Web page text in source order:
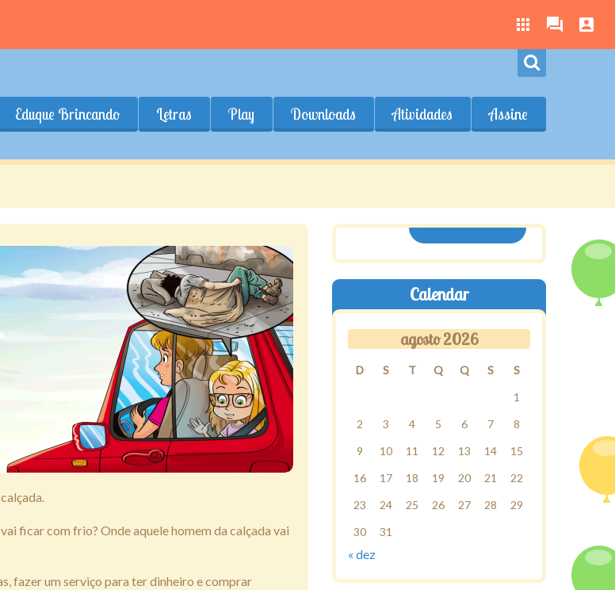
Eduque Brincando Letras Play Downloads Atividades Assine
ficar com frio? Onde aquele homem da calçada vai
fazer um serviço para ter dinheiro e comprar
ASSINE AQUI
Calendar
agosto 2026
D S T Q Q S
S
1
2
3 4 5 6 7
8
9
10 11 12 13 14
15
16
17 18 19 20 21
22
23
24 25 26 27 28
29
30
31
« dez